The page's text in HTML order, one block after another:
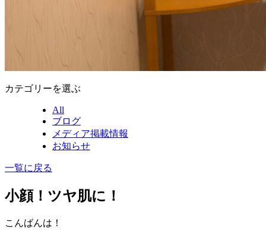
カテゴリーを選ぶ
All
ブログ
メディア掲載情報
お知らせ
一覧に戻る
小顔！ツヤ肌に！
こんばんは！